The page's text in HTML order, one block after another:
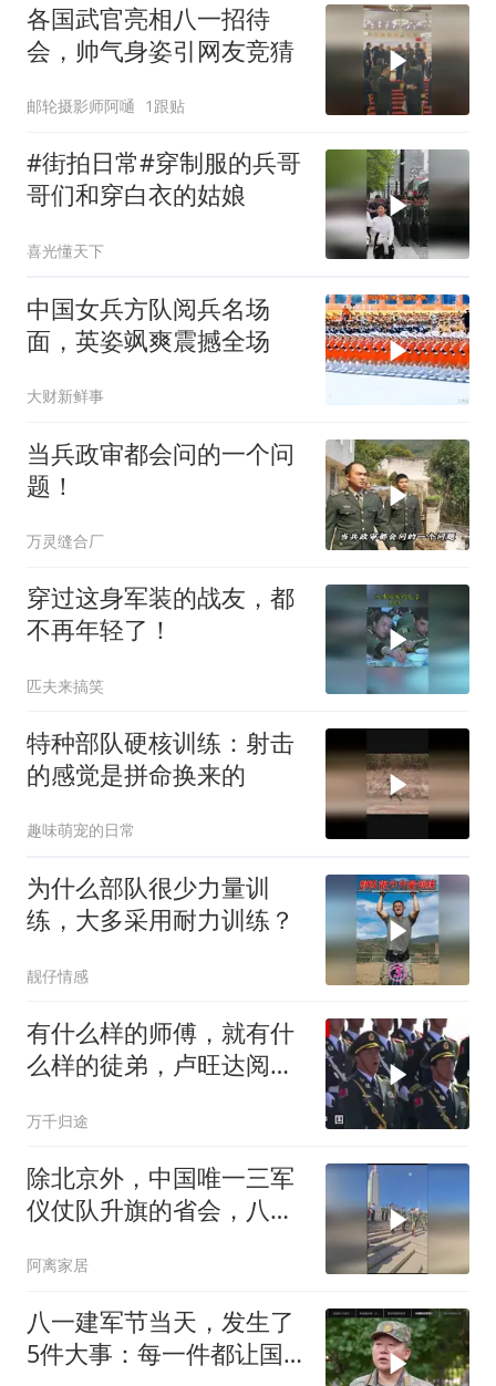
各国武官亮相八一招待
会，帅气身姿引网友竞猜
邮轮摄影师阿嗵 1跟贴
#街拍日常#穿制服的兵哥
哥们和穿白衣的姑娘
喜光懂天下
中国女兵方队阅兵名场
面，英姿飒爽震撼全场
大财新鲜事
当兵政审都会问的一个问
题！
万灵缝合厂
穿过这身军装的战友，都
不再年轻了！
匹夫来搞笑
特种部队硬核训练：射击
的感觉是拼命换来的
趣味萌宠的日常
为什么部队很少力量训
练，大多采用耐力训练？
靓仔情感
有什么样的师傅，就有什
么样的徒弟，卢旺达阅兵
万千归途
除北京外，中国唯一三军
仪仗队升旗的省会，八一
阿离家居
八一建军节当天，发生了
5件大事：每一件都让国